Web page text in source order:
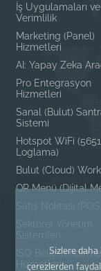
İş Uygulamaları ve
Verimlilik
Marketing (Panel)
Hizmetleri
AI: Yapay Zeka
Pro Entegrasyon
Hizmetleri
Sanal (Bulut)
Sistemi
Hotspot WiFi (5651
Loglama)
Bulut (Cloud)
QR Menü (Dijital
Satış Noktası (POS)
Sektörel Yönetim
Sistemleri
ISO Belgelendirme
Hizmetleri
Sizlere
çerezlerden